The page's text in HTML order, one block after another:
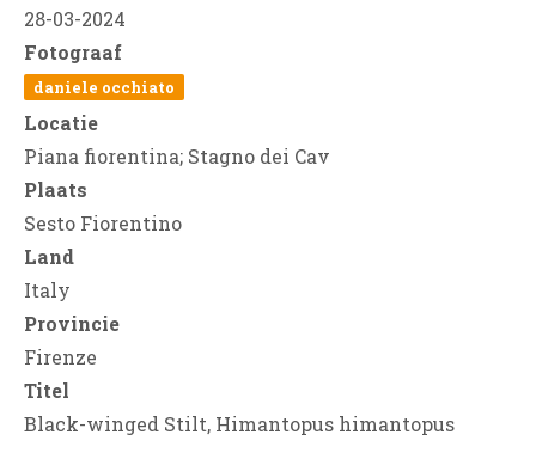
28-03-2024
Fotograaf
daniele occhiato
Locatie
Piana fiorentina; Stagno dei Cav
Plaats
Sesto Fiorentino
Land
Italy
Provincie
Firenze
Titel
Black-winged Stilt, Himantopus himantopus